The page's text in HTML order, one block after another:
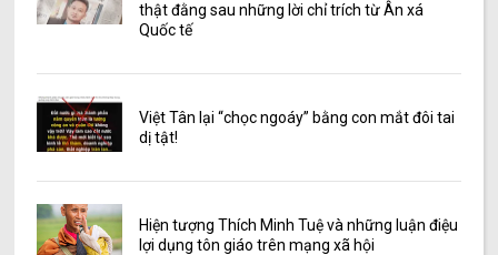
thật đằng sau những lời chỉ trích từ Ân xá
Quốc tế
Việt Tân lại “chọc ngoáy” bằng con mắt đôi tai
dị tật!
Hiện tượng Thích Minh Tuệ và những luận điệu
lợi dụng tôn giáo trên mạng xã hội